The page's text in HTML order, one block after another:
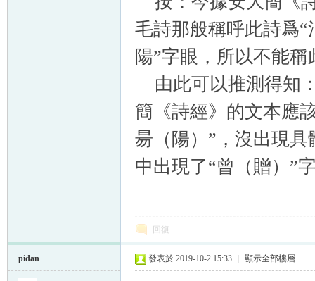
毛詩那般稱呼此詩爲
陽”字眼，所以不
由此可以推測得知
簡《詩經》的文本應
昜（陽）”，沒出現
中出現了“曾（贈）”
回復
pidan 發表於 2019-10-2 15:33 顯示全部樓層